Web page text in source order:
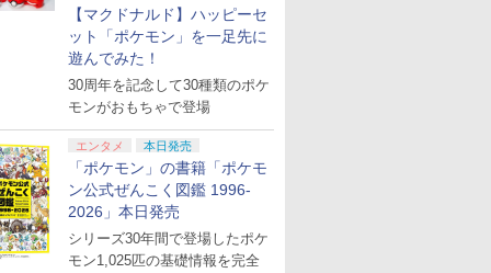
【マクドナルド】ハッピーセ
ット「ポケモン」を一足先に
遊んでみた！
30周年を記念して30種類のポケ
モンがおもちゃで登場
エンタメ 本日発売
「ポケモン」の書籍「ポケモ
ン公式ぜんこく図鑑 1996-
2026」本日発売
シリーズ30年間で登場したポケ
モン1,025匹の基礎情報を完全